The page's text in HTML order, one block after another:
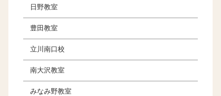
日野教室
豊田教室
立川南口校
南大沢教室
みなみ野教室